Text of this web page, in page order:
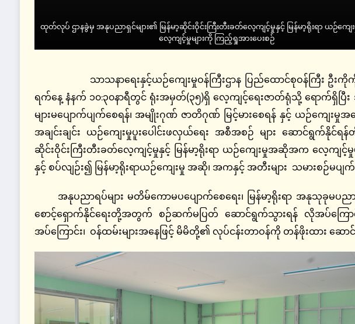
ထုတ်လုပ် ဌာနခွဲမှ အနုပညာရှင်များ၏ မြန်မာ့ဆိုင်းဝိုင်းကြီးတီးခတ်လေ့ကျင့်မှုနှင့် မြန်မာ့ရိုးရာ ယဉ်က
လေ့ကျင့်မှုများကို ကြည့်ရှုအားပေးစဉ်
သာသနာရေးနှင့်ယဉ်ကျေးမှုဝန်ကြီးဌာန ပြည်ထောင်စုဝန်ကြီး ဦးကိုကို
ရက်နေ့ နံနက် ၁၀:၃၀နာရီတွင် ရုံးအမှတ်(၃၅)ရှိ လေ့ကျင့်ရေးဇာတ်ရုံသို့ ရောက်ရှိပြီး အ
များမပျောက်ပျက်စေရန်၊ အမျိုးဂုဏ် ဇာတိဂုဏ် မြင့်မားစေရန် နှင့် ယဉ်ကျေး
အချင်းချင်း ယဉ်ကျေးမှုပူးပေါင်းဖလှယ်ရေး အစီအစဉ် များ ဆောင်ရွ
ဆိုင်းဝိုင်းကြီးတီးခတ်လေ့ကျင့်မှုနှင့် မြန်မာ့ရိုးရာ ယဉ်ကျေးမှုအဆိုအက လေ့ကျင့်
နှင့် စပ်လျဉ်း၍ မြန်မာ့ရိုးရာယဉ်ကျေးမှု အဆို၊ အကနှင့် အတီးများ သမားစဉ်မပျက်
အနုပညာရပ်များ မတိမ်ကောမပပျောက်စေရေး၊ မြန်မာ့ရိုးရာ အနုသုခု
စောင့်ရှောက်နိုင်ရေးတို့အတွက် စဉ်ဆက်မပြတ် ဆောင်ရွက်သွားရန် လိုအပ်ကြော
အပ်ကြောင်း၊ ဝန်ထမ်းများအနေဖြင့် မိမိတို့၏ လုပ်ငန်းတာဝန်ကို တန်ဖိုးထား ဆေ